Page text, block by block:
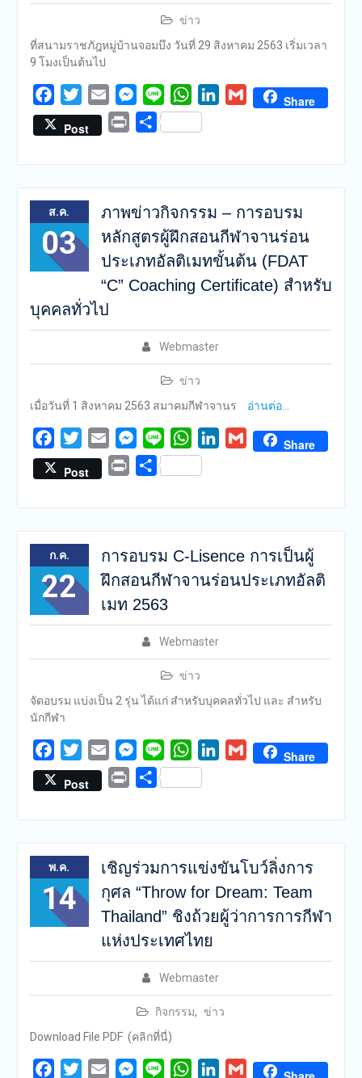
ข่าว
ที่สนามราชภัฎหมู่บ้านจอมบึง วันที่ 29 สิงหาคม 2563 เริ่มเวลา
9 โมงเป็นต้นไป
FacebookTwitterEmail Messenger
Line WhatsAppLinkedIn
Gmail Share
Post
Print Share
ส.ค.
03
ภาพข่าวกิจกรรม – การอบรม
หลักสูตรผู้ฝึกสอนกีฬาจานร่อน
ประเภทอัลติเมทขั้นต้น (FDAT
“C” Coaching Certificate) สำหรับ
บุคคลทั่วไป
Webmaster
ข่าว
เมื่อวันที่ 1 สิงหาคม 2563 สมาคมกีฬาจานร
อ่านต่อ…
FacebookTwitterEmail Messenger
Line WhatsAppLinkedIn
Gmail Share
Post
Print Share
ก.ค.
22
การอบรม C-Lisence การเป็นผู้
ฝึกสอนกีฬาจานร่อนประเภทอัลติ
เมท 2563
Webmaster
ข่าว
จัดอบรม แบ่งเป็น 2 รุ่น ได้แก่ สำหรับบุคคลทั่วไป และ สำหรับ
นักกีฬา
FacebookTwitterEmail Messenger
Line WhatsAppLinkedIn
Gmail Share
Post
Print Share
พ.ค.
14
เชิญร่วมการแข่งขันโบว์ลิ่งการ
กุศล “Throw for Dream: Team
Thailand” ชิงถ้วยผู้ว่าการการกีฬา
แห่งประเทศไทย
Webmaster
กิจกรรม, ข่าว
Download File PDF (คลิกที่นี่)
FacebookTwitterEmail Messenger
Line WhatsAppLinkedIn
Gmail